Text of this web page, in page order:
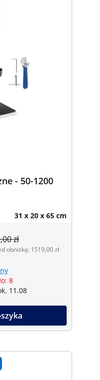
- 50-1200
31 x 20 x 65 cm
zł
obniżką: 1519,00 zł
8
11.08